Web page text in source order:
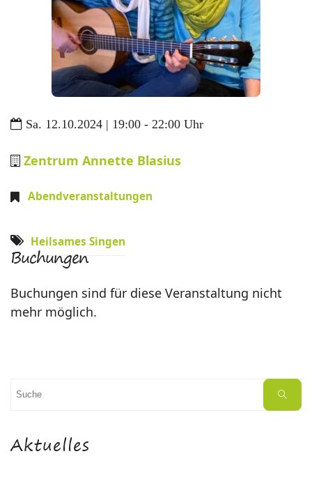
Sa. 12.10.2024 | 19:00 - 22:00 Uhr
Zentrum Annette Blasius
Abendveranstaltungen
Heilsames Singen
Buchungen
Buchungen sind für diese Veranstaltung nicht
mehr möglich.
Suchen
Suche
Aktuelles